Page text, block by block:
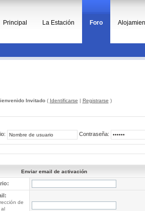
Principal La Estación Foro
Invitado( Identificarse | Registrarse )
Contraseña:
Enviar email de activación
de
al